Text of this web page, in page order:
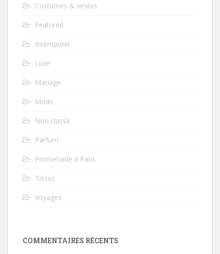
Costumes & vestes
Featured
Intemporel
Luxe
Mariage
Mode
Non classé
Parfum
Promenade à Paris
Tissus
Voyages
COMMENTAIRES RÉCENTS